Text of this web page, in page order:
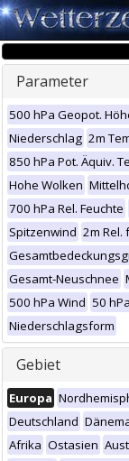
Parameter
500 hPa Geopot.
Niederschlag 2m
850 hPa Pot. Äquiv.
Hohe Wolken
700 hPa Rel. Feuchte
Spitzenwind 2m Rel.
Gesamt-Neuschnee
500 hPa Wind 50
Niederschlagsform
Gebiet
Europa
Deutschland
Afrika Ostasien